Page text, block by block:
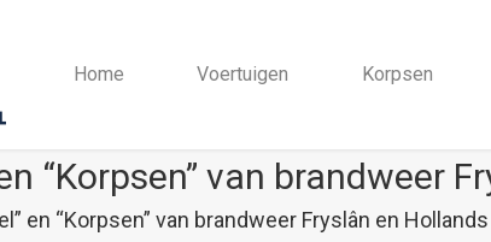
Home Voertuigen Korpsen
“Korpsen” van brandweer
en “Korpsen” van brandweer Fryslân en